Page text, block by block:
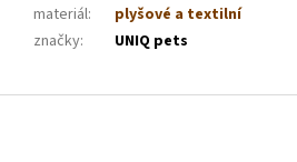
materiál:
plyšové a textilní
značky: UNIQ pets